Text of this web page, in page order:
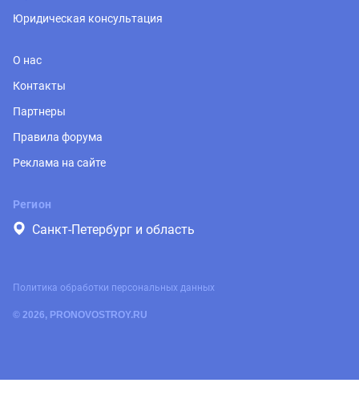
Юридическая консультация
О нас
Контакты
Партнеры
Правила форума
Реклама на сайте
Регион
Санкт-Петербург и область
© 2026, PRONOVOSTROY.RU
Политика обработки персональных данных